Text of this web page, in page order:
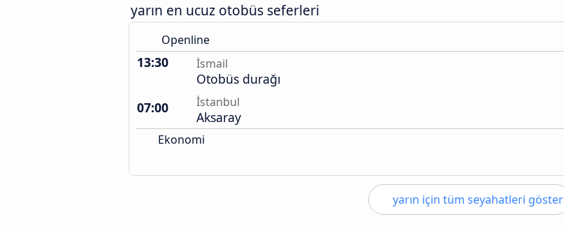
yarın en ucuz otobüs seferleri
Openline
13:30 İsmail
Otobüs durağı
07:00
İstanbul
Aksaray
Ekonomi
yarın için tüm seyahatleri göster